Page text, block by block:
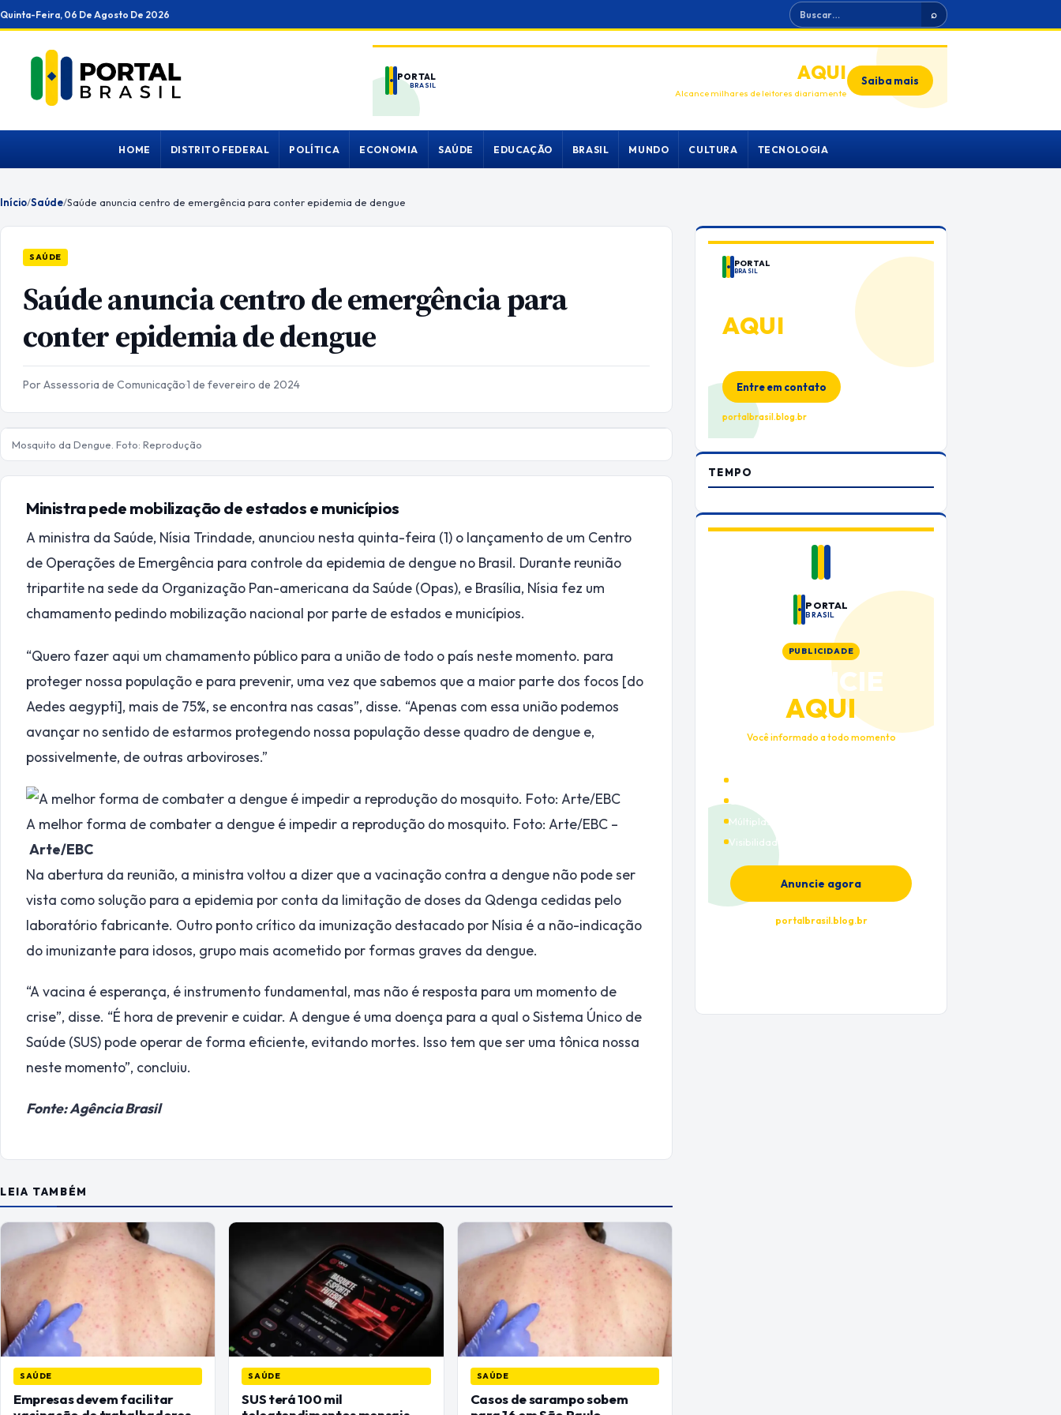
Ir
para
conteúdo
Quinta-Feira, 06 De Agosto De 2026 Buscar ⌕
PORTAL
BRASIL
ANUNCIEAQUI
Alcance milhares de leitores diariamente
Saiba mais
HOME DISTRITO FEDERAL POLÍTICA ECONOMIA SAÚDE EDUCAÇÃO BRASIL MUNDO CULTURA TECNOLOGIA
Início/Saúde/Saúde anuncia centro de emergência para conter epidemia de dengue
SAÚDE
Saúde anuncia centro de emergência para
conter epidemia de dengue
Por Assessoria de Comunicação·1 de fevereiro de 2024
Mosquito da Dengue. Foto: Reprodução
Ministra pede mobilização de estados e municípios
A ministra da Saúde, Nísia Trindade, anunciou nesta quinta-feira (1) o lançamento de um Centro
de Operações de Emergência para controle da epidemia de dengue no Brasil. Durante reunião
tripartite na sede da Organização Pan-americana da Saúde (Opas), e Brasília, Nísia fez um
chamamento pedindo mobilização nacional por parte de estados e municípios.
“Quero fazer aqui um chamamento público para a união de todo o país neste momento. para
proteger nossa população e para prevenir, uma vez que sabemos que a maior parte dos focos [do
Aedes aegypti], mais de 75%, se encontra nas casas”, disse. “Apenas com essa união podemos
avançar no sentido de estarmos protegendo nossa população desse quadro de dengue e,
possivelmente, de outras arboviroses.”
A melhor forma de combater a dengue é impedir a reprodução do mosquito. Foto: Arte/EBC –
Arte/EBC
Na abertura da reunião, a ministra voltou a dizer que a vacinação contra a dengue não pode ser
vista como solução para a epidemia por conta da limitação de doses da Qdenga cedidas pelo
laboratório fabricante. Outro ponto crítico da imunização destacado por Nísia é a não-indicação
do imunizante para idosos, grupo mais acometido por formas graves da dengue.
“A vacina é esperança, é instrumento fundamental, mas não é resposta para um momento de
crise”, disse. “É hora de prevenir e cuidar. A dengue é uma doença para a qual o Sistema Único de
Saúde (SUS) pode operar de forma eficiente, evitando mortes. Isso tem que ser uma tônica nossa
neste momento”, concluiu.
Fonte: Agência Brasil
LEIA TAMBÉM
SAÚDE
Empresas devem facilitar
SAÚDE
SUS terá 100 mil
SAÚDE
Casos de sarampo sobem
PORTAL
BRASIL
AQUI
Espaço premium para sua marca
Entre em contato
portalbrasil.blog.br
TEMPO
PORTAL
BRASIL
PUBLICIDADE
ANUNCIE
AQUI
Você informado a todo momento
Múltiplas categorias
Visibilidade premium
Anuncie agora
portalbrasil.blog.br